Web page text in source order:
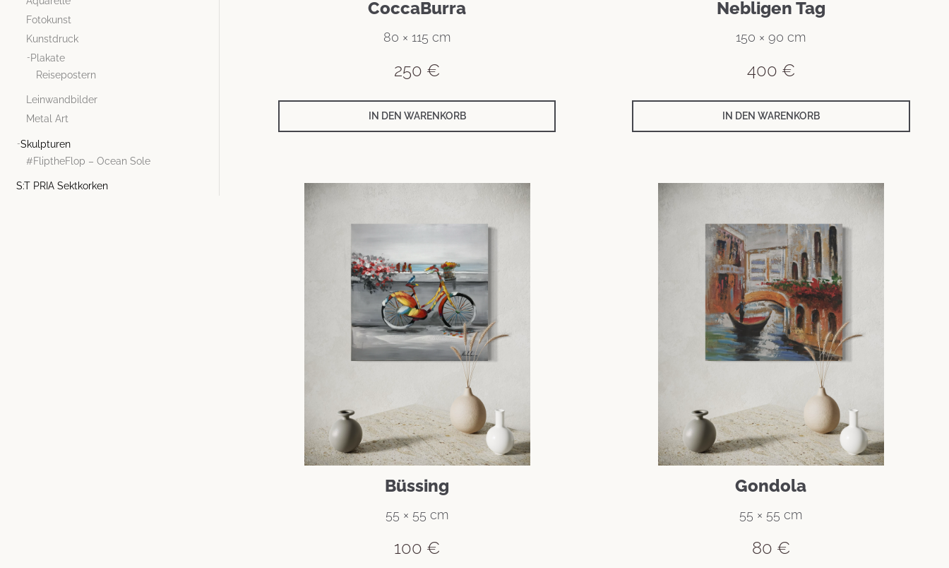
Fotokunst
Kunstdruck
Plakate
Reisepostern
Leinwandbilder
Metal Art
Skulpturen
#FliptheFlop – Ocean Sole
S:T PRIA Sektkorken
CoccaBurra
80 × 115 cm
250 €
IN DEN WARENKORB
Nebligen Tag
150 × 90 cm
400 €
IN DEN WARENKORB
Büssing
55 × 55 cm
100 €
Gondola
55 × 55 cm
80 €